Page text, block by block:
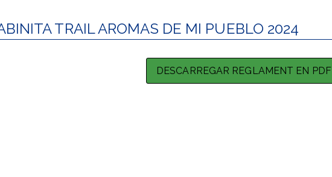
TRAIL AROMAS DE MI PUEBLO 2024
DESCARREGAR REGLAMENT EN PDF